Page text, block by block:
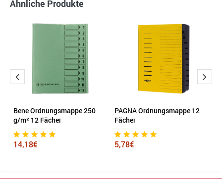
Ähnliche Produkte
Bene Ordnungsmappe 250
g/m² 12 Fächer
14,18€
PAGNA Ordnungsmappe 12
Fächer
5,78€